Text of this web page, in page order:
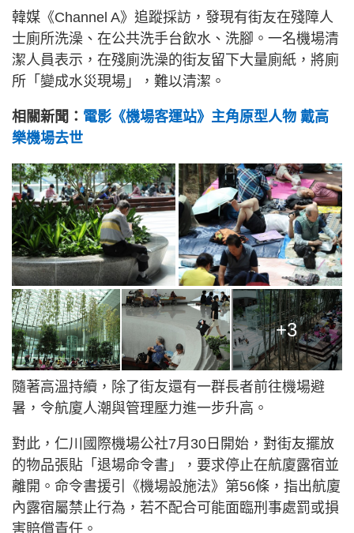
韓媒《Channel A》追蹤採訪，發現有街友在殘障人
士廁所洗澡、在公共洗手台飲水、洗腳。一名機場清
潔人員表示，在殘廁洗澡的街友留下大量廁紙，將廁
所「變成水災現場」，難以清潔。
相關新聞： 電影《機場客運站》主角原型人物 戴高
樂機場去世
+3
隨著高溫持續，除了街友還有一群長者前往機場避
暑，令航廈人潮與管理壓力進一步升高。
對此，仁川國際機場公社7月30日開始，對街友擺放
的物品張貼「退場命令書」，要求停止在航廈露宿並
離開。命令書援引《機場設施法》第56條，指出航廈
內露宿屬禁止行為，若不配合可能面臨刑事處罰或損
害賠償責任。